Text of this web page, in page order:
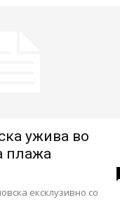
ужива во
плажа
ексклузивно со